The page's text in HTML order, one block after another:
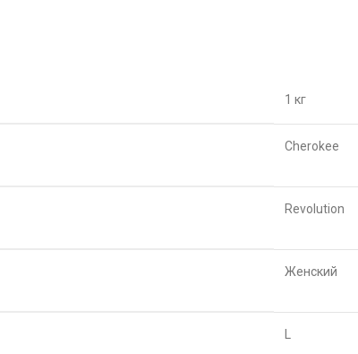
1 кг
Cherokee
Revolution
Женский